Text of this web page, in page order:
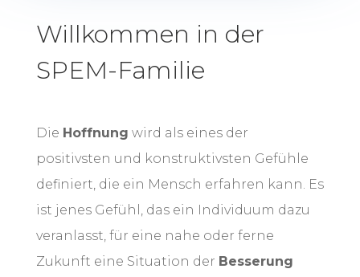
Willkommen in der
SPEM-Familie
Die Hoffnung wird als eines der
positivsten und konstruktivsten Gefühle
definiert, die ein Mensch erfahren kann. Es
ist jenes Gefühl, das ein Individuum dazu
veranlasst, für eine nahe oder ferne
Zukunft eine Situation der Besserung